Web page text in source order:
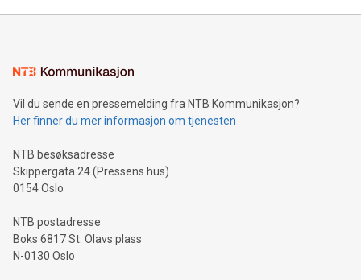
Vil du sende en pressemelding fra NTB Kommunikasjon?
Her finner du mer informasjon om tjenesten
NTB besøksadresse
Skippergata 24 (Pressens hus)
0154 Oslo
NTB postadresse
Boks 6817 St. Olavs plass
N-0130 Oslo